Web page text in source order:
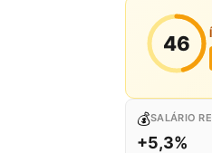
46
💰SALÁRIO
+5,3%